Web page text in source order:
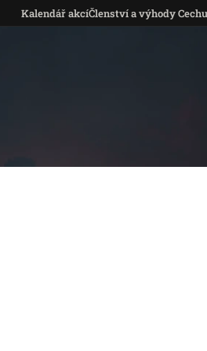
Kalendář akcíČlenství a výhody Cechu